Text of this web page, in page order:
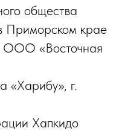
общества
Приморском крае
ООО «Восточная
«Харибу», г.
Хапкидо